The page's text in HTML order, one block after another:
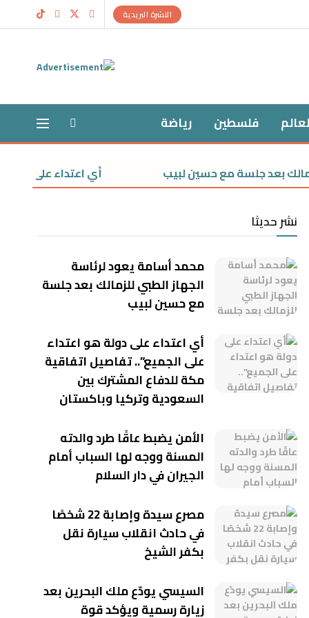
النشرة البريدية
فلسطين رياضة
جلسة مع حسين لبيب أي اعتداء على دولة هو
نشر حديثا
محمد أسامة يعود لرئاسة
الجهاز الطبي للزمالك بعد جلسة
مع حسين لبيب
أي اعتداء على دولة هو اعتداء
على الجميع”.. تفاصيل اتفاقية
مكة للدفاع المشترك بين
السعودية وتركيا وباكستان
الأمن يضبط عاقًا طرد والدته
المسنة ووجه لها السباب أمام
الجيران في دار السلام
مصرع سيدة وإصابة 22 شخصًا
في حادث انقلاب سيارة نقل
بكفر الشيخ
السيسي يودّع ملك البحرين بعد
زيارة رسمية ويؤكد قوة